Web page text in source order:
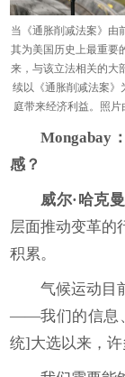
当《通胀削减法案》由
其为美国历史上最重要
来，与该立法相关的大
续以《通胀削减法案》
庭带来经济利益。照片
Mongabay
感？
威尔·哈克曼
层面推动变革的
积累。
气候运动目
——我们的信息
统]大选以来，许